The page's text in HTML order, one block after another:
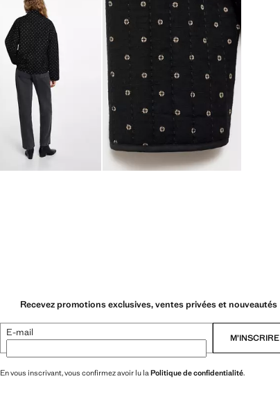
Recevez promotions exclusives, ventes privées et nouveautés
E-mail M’INSCRIRE
En vous inscrivant, vous confirmez avoir lu laPolitique de confidentialité.